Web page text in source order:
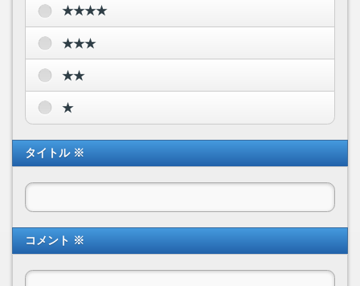
★★★★
★★★
★★
★
タイトル ※
コメント ※